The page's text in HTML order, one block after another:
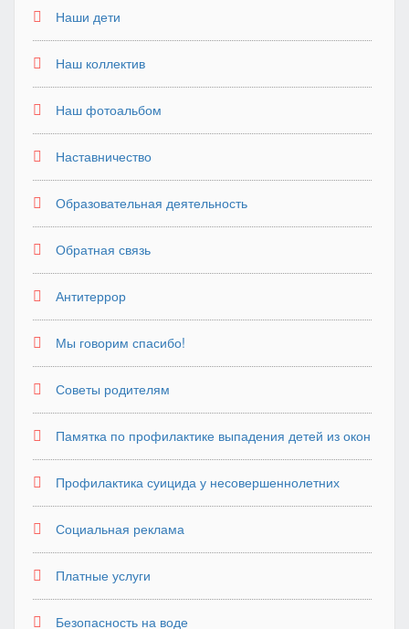
Наши дети
Наш коллектив
Наш фотоальбом
Наставничество
Образовательная деятельность
Обратная связь
Антитеррор
Мы говорим спасибо!
Советы родителям
Памятка по профилактике выпадения детей из окон
Профилактика суицида у несовершеннолетних
Социальная реклама
Платные услуги
Безопасность на воде